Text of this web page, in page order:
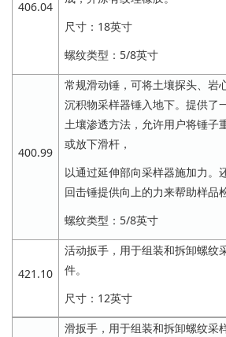
406.04
尺寸：18英寸
螺纹类型：5/8英寸
400.99
常规滑动锤，可将土壤探头、岩
沉积物采样器锤入地下。提供了
土壤渗透方法，允许用户将锤子
或放下滑杆，
以通过延伸部向采样器施加力。
回击锤提供向上的力来帮助样品
螺纹类型：5/8英寸
421.10
活动扳手，用于组装和拆卸螺纹
件。
尺寸：12英寸
滑扳手，用于组装和拆卸螺纹采